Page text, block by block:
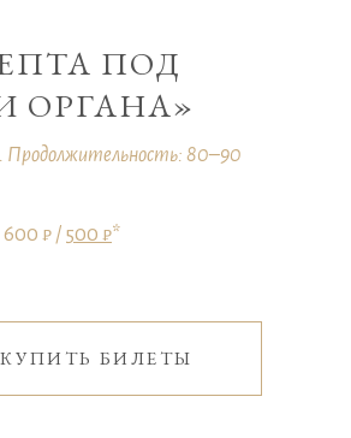
ПОД
ОРГАНА»
Продолжительность: 80–90
600 ₽ / 500 ₽*
КУПИТЬ БИЛЕТЫ